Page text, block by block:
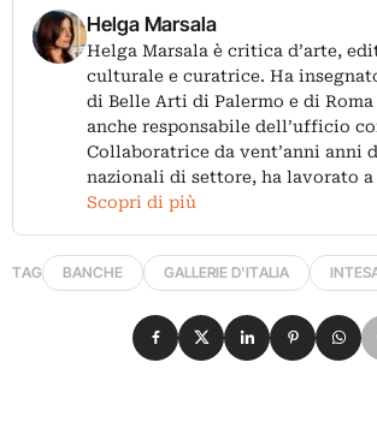
Helga Marsala
Helga Marsala è critica d’arte,
culturale e curatrice. Ha
di Belle Arti di Palermo e di Roma
anche responsabile dell’ufficio
Collaboratrice da vent’anni anni
nazionali di settore, ha lavorato
Scopri di più
TAG BANCHE GALLERIE D'ITALIA
Condividi su Facebook
Condividi su X
Condividi su
Condividi